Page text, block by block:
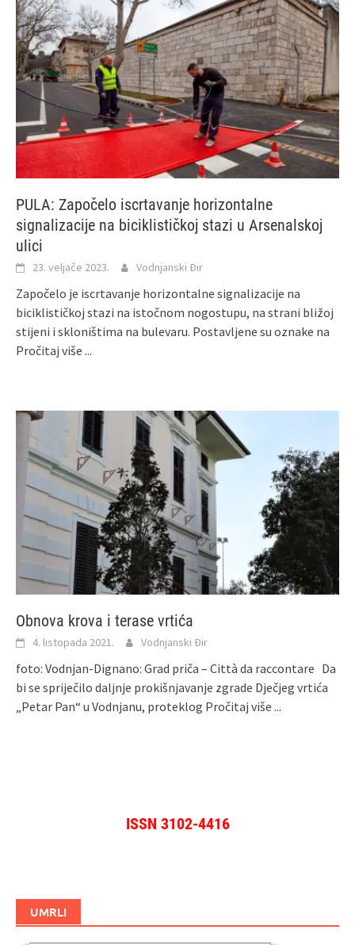
PULA: Započelo iscrtavanje horizontalne
signalizacije na biciklističkoj stazi u Arsenalskoj
ulici
23. veljače 2023. Vodnjanski Đir
Započelo je iscrtavanje horizontalne signalizacije na
biciklističkoj stazi na istočnom nogostupu, na strani bližoj
stijeni i skloništima na bulevaru. Postavljene su oznake na
Pročitaj više ...
Obnova krova i terase vrtića
4. listopada 2021. Vodnjanski Đir
foto: Vodnjan-Dignano: Grad priča – Città da raccontare Da
bi se spriječilo daljnje prokišnjavanje zgrade Dječjeg vrtića
„Petar Pan“ u Vodnjanu, proteklog Pročitaj više ...
ISSN 3102-4416
UMRLI